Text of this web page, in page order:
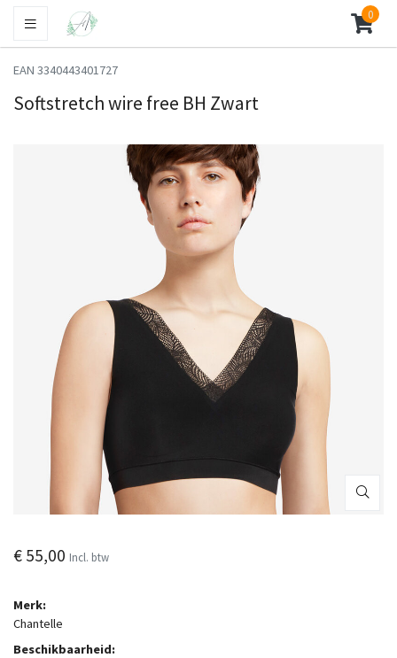
0
EAN 3340443401727
Softstretch wire free BH Zwart
€ 55,00 Incl. btw
Merk:
Chantelle
Beschikbaarheid: